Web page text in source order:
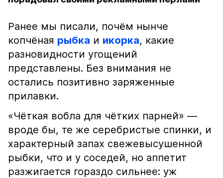
Ранее мы писали, почём нынче
копчёная рыбка и икорка, какие
разновидности угощений
представлены. Без внимания не
остались позитивно заряженные
прилавки.
«Чёткая вобла для чётких парней» —
вроде бы, те же серебристые спинки, и
характерный запах свежевысушенной
рыбки, что и у соседей, но аппетит
разжигается гораздо сильнее: уж